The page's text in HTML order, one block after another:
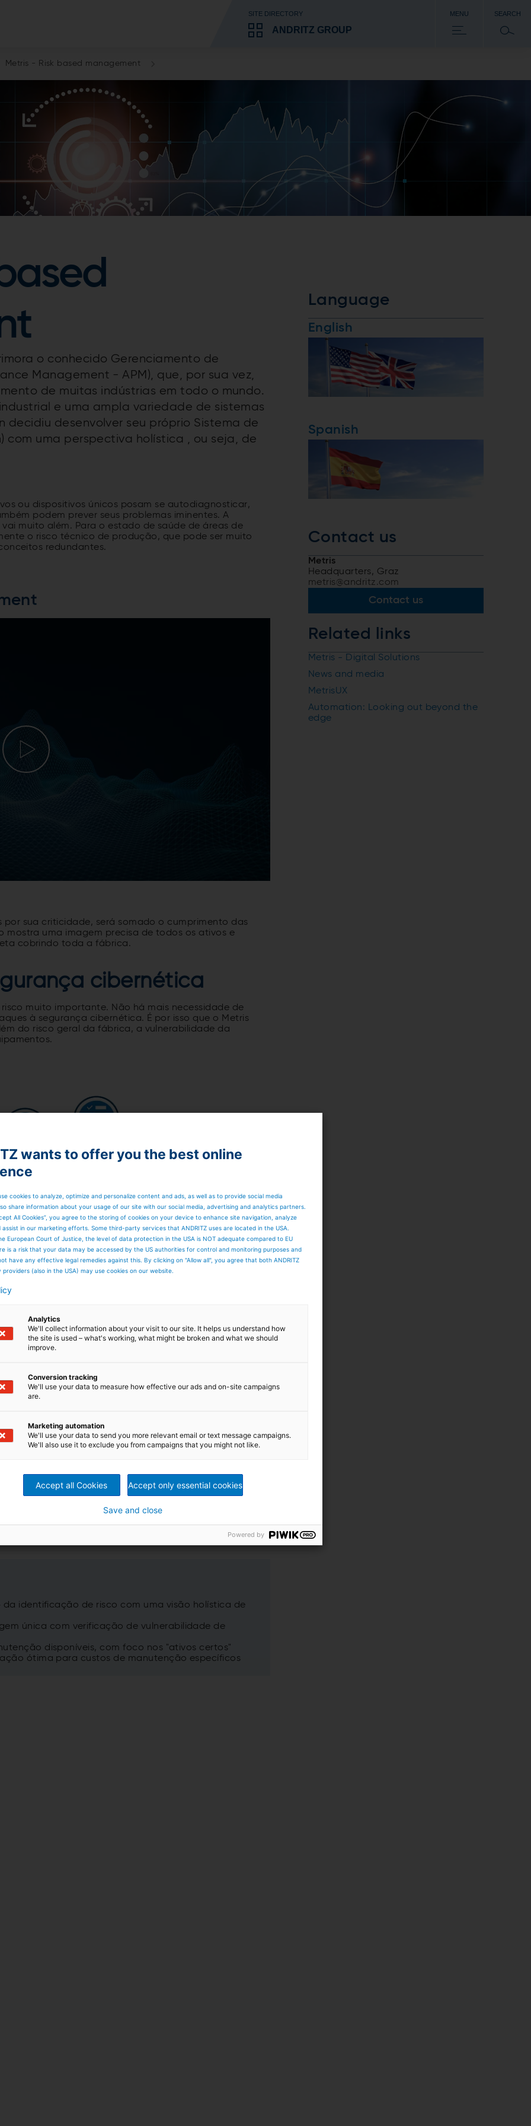
SITE DIRECTORY
ANDRITZ GROUP
MENU SEARCH
Metris - Risk based management
o conhecido Gerenciamento de
Management - APM), que, por sua vez,
de muitas indústrias em todo o mundo.
e uma ampla variedade de sistemas
decidiu desenvolver seu próprio Sistema de
com uma perspectiva holística , ou seja, de
ou dispositivos únicos posam se autodiagnosticar,
podem prever seus problemas iminentes. A
muito além. Para o estado de saúde de áreas de
o risco técnico de produção, que pode ser muito
redundantes.
sua criticidade, será somado o cumprimento das
mostra uma imagem precisa de todos os ativos e
cobrindo toda a fábrica.
cibernética
muito importante. Não há mais necessidade de
à segurança cibernética. É por isso que o Metris
do risco geral da fábrica, a vulnerabilidade da
completa do ativo MAIS o risco de
Cibernética de toda a fábrica.
(motores, válvulas, bombas, ...)
(fonte única, equipamento redundante, ...)
de manutenção, inspeções, ...)
acesso remoto, ...)
sonho de quase todos na indústria de produção, o
camada integrada para processos estáveis e confiáveis,
equipamento de toda a fábrica.
identificação de risco com uma visão holística de
única com verificação de vulnerabilidade de
disponíveis, com foco nos "ativos certos"
ótima para custos de manutenção específicos
Language
English
Spanish
Contact us
Metris
Headquarters, Graz
metris@andritz.com
Contact us
Related links
Metris - Digital Solutions
News and media
MetrisUX
Automation: Looking out beyond the
edge
wants to offer you the best online
cookies to analyze, optimize and personalize content and ads, as well as to provide social media
share information about your usage of our site with our social media, advertising and analytics partners.
All Cookies”, you agree to the storing of cookies on your device to enhance site navigation, analyze
assist in our marketing efforts. Some third-party services that ANDRITZ uses are located in the USA.
European Court of Justice, the level of data protection in the USA is NOT adequate compared to EU
is a risk that your data may be accessed by the US authorities for control and monitoring purposes and
have any effective legal remedies against this. By clicking on "Allow all", you agree that both ANDRITZ
(also in the USA) may use cookies on our website.
Analytics
We'll collect information about your visit to our site. It helps us understand how
the site is used – what's working, what might be broken and what we should
improve.
Conversion tracking
We'll use your data to measure how effective our ads and on-site campaigns
are.
Marketing automation
We'll use your data to send you more relevant email or text message campaigns.
We'll also use it to exclude you from campaigns that you might not like.
Accept all Cookies Accept only essential cookies
Save and close
Powered by